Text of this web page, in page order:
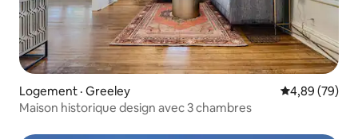
Logement · Greeley Note
4,89 (79)
Maison historique design avec 3 chambres